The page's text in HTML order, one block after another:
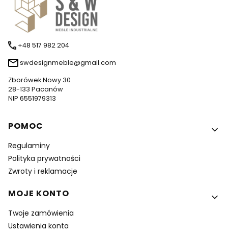
+48 517 982 204
swdesignmeble@gmail.com
Zborówek Nowy 30
28-133 Pacanów
NIP 6551979313
Linki w stopce
POMOC
Regulaminy
Polityka prywatności
Zwroty i reklamacje
MOJE KONTO
Twoje zamówienia
Ustawienia konta